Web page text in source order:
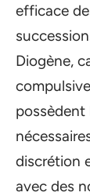
efficace
Diogène,
possèdent
discrétion
avec des